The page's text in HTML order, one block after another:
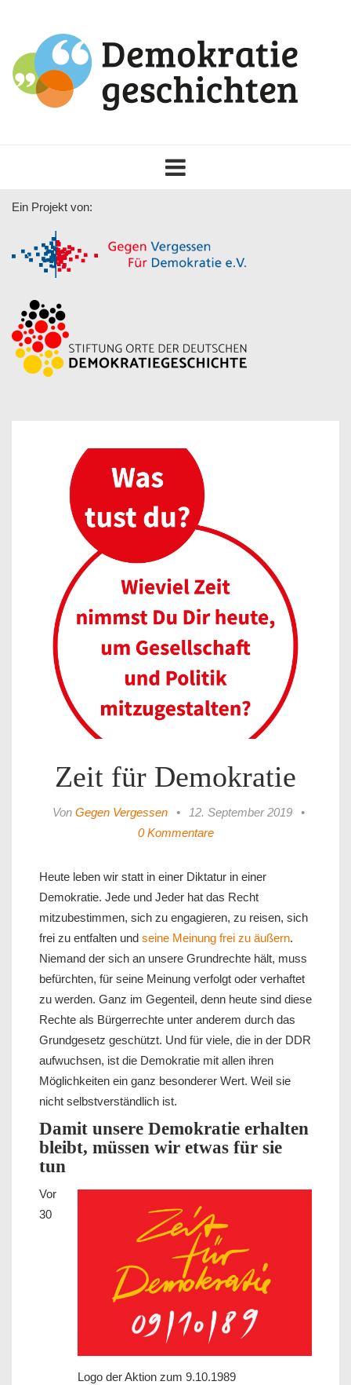
navigation
Ein Projekt von:
Zeit für Demokratie
Von Gegen Vergessen • 12. September 2019
•
0 Kommentare
Heute leben wir statt in einer Diktatur in einer
Demokratie. Jede und Jeder hat das Recht
mitzubestimmen, sich zu engagieren, zu reisen, sich
frei zu entfalten und seine Meinung frei zu äußern.
Niemand der sich an unsere Grundrechte hält, muss
befürchten, für seine Meinung verfolgt oder verhaftet
zu werden. Ganz im Gegenteil, denn heute sind diese
Rechte als Bürgerrechte unter anderem durch das
Grundgesetz geschützt. Und für viele, die in der DDR
aufwuchsen, ist die Demokratie mit allen ihren
Möglichkeiten ein ganz besonderer Wert. Weil sie
nicht selbstverständlich ist.
Damit unsere Demokratie erhalten
bleibt, müssen wir etwas für sie
tun
Logo der Aktion zum 9.10.1989
Vor
30